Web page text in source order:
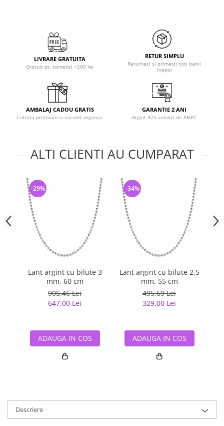
LIVRARE GRATUITA
Gratuit pt. comenzi >200 lei
RETUR SIMPLU
Returnezi si primesti toti banii
inapoi
AMBALAJ CADOU GRATIS
Cutiuta premium si saculet organza
GARANTIE 2 ANI
Argint 925 validat de ANPC
ALTI CLIENTI AU CUMPARAT
Lant argint cu bilute 3
mm, 60 cm
905,46 Lei
647,00 Lei
-29%
ADAUGA IN COS
Lant argint cu bilute 2,5
mm, 55 cm
495,69 Lei
329,00 Lei
-34%
ADAUGA IN COS
Descriere